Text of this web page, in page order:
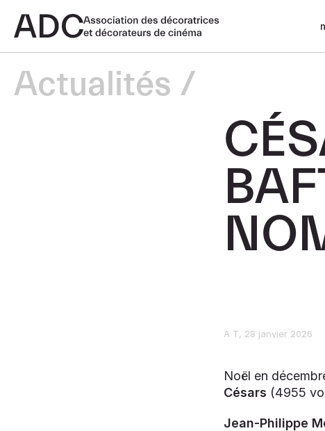
Actualités
A T 28 janvier 2026
Noël en
Césars (4955
Jean-Philippe